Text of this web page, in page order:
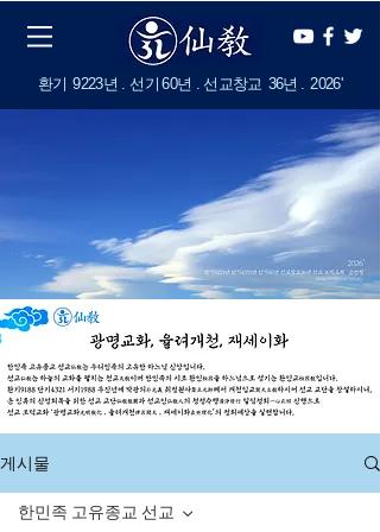
​환기 9223년 . 선기 60년 . 선교창교 36년 . 2026'
게시물
한민족 고유종교 선교